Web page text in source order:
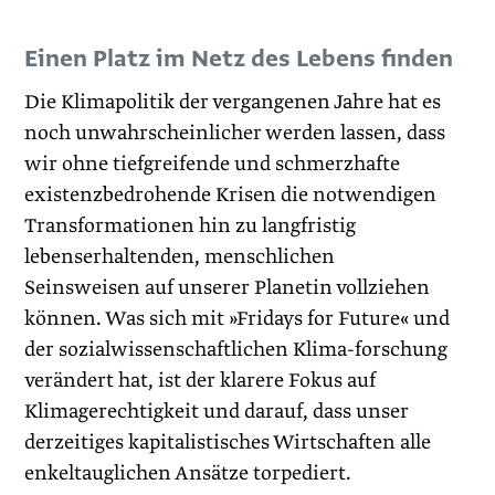
Einen Platz im Netz des Lebens finden
Die Klimapolitik der vergangenen Jahre hat es
noch unwahrscheinlicher werden lassen, dass
wir ohne tiefgreifende und schmerzhafte
existenzbedrohende Krisen die notwendigen
Transformationen hin zu langfristig
lebenserhaltenden, menschlichen
Seinsweisen auf unserer Planetin vollziehen
können. Was sich mit »Fridays for Future« und
der sozialwissenschaftlichen Klima-forschung
verändert hat, ist der klarere Fokus auf
Klimagerechtigkeit und darauf, dass unser
derzeitiges kapitalistisches Wirtschaften alle
enkeltauglichen Ansätze torpediert.